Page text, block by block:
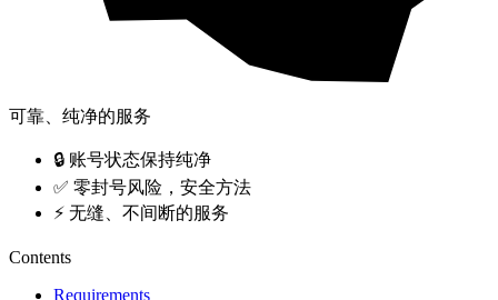
可靠、纯净的服务
🔒 账号状态保持纯净
✅ 零封号风险，安全方法
⚡ 无缝、不间断的服务
Contents
Requirements